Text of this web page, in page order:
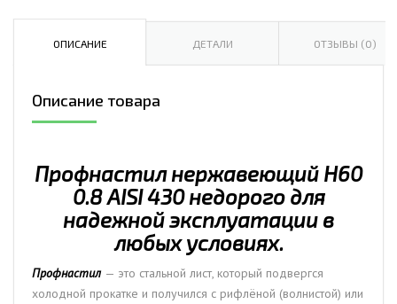
нержавеющий
430
ОПИСАНИЕ ДЕТАЛИ ОТЗЫВЫ (0)
Описание товара
Профнастил нержавеющий Н60
0.8 AISI 430 недорого для
надежной эксплуатации в
любых условиях.
Профнастил — это стальной лист, который подвергся
холодной прокатке и получился с рифлёной (волнистой) или